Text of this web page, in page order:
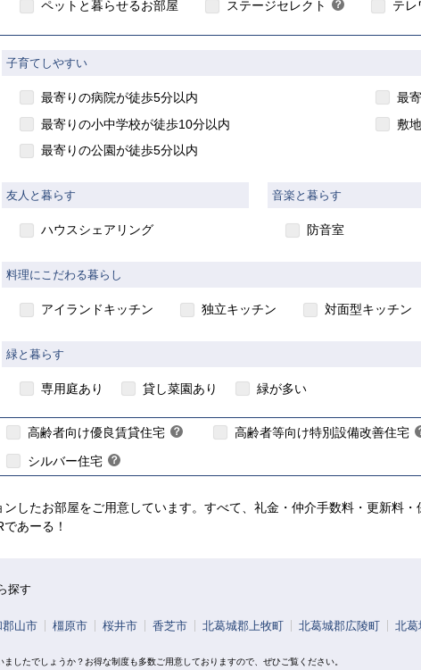
ペットと暮らせるお部屋 ステージセレクト ？
ン
テレ
子育てしやすい
最寄りの病院が徒歩5分以内
最
最寄りの小中学校が徒歩10分以内
敷
最寄りの公園が徒歩5分以内
友人と暮らす
ハウスシェアリング
音楽と暮らす
防音室
料理にこだわる暮らし
アイランドキッチン 独立キッチン 対面型キッチン
緑と暮らす
専用庭あり 貸し菜園あり 緑が多い
高齢者向け優良賃貸住宅 ？
【ご入居要件あり】
高齢者等向け特別設備改善住宅
シルバー住宅 ？
ヒ
ト
【ご入居要件あり】
があります
こちら
したお部屋をご用意しています。すべて、礼金・仲介手数料・更新料
あーる！
探す
郡山市 橿原市 桜井市 香芝市 北葛城郡上牧町 北葛城郡広陵町 北葛
したでしょうか？お得な制度も多数ご用意しておりますので、ぜひご覧ください。